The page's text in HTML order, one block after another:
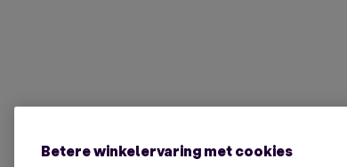
Betere winkelervaring met cookies